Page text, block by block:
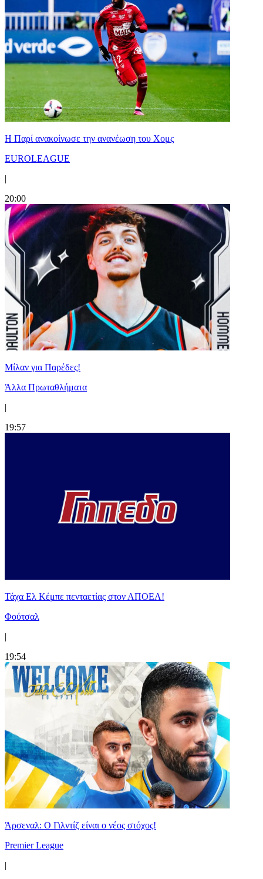
Η Παρί ανακοίνωσε την ανανέωση του Χομς
EUROLEAGUE
|
20:00
Μίλαν για Παρέδες!
Άλλα Πρωταθλήματα
|
19:57
Τάχα Ελ Κέμπε πενταετίας στον ΑΠΟΕΛ!
Φούτσαλ
|
19:54
Άρσεναλ: Ο Γιλντίζ είναι ο νέος στόχος!
Premier League
|